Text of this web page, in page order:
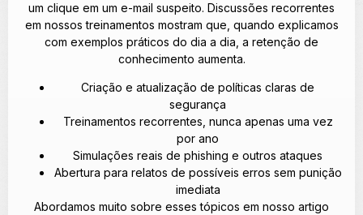
um clique em um e-mail suspeito. Discussões recorrentes
em nossos treinamentos mostram que, quando explicamos
com exemplos práticos do dia a dia, a retenção de
conhecimento aumenta.
Criação e atualização de políticas claras de
segurança
Treinamentos recorrentes, nunca apenas uma vez
por ano
Simulações reais de phishing e outros ataques
Abertura para relatos de possíveis erros sem punição
imediata
Abordamos muito sobre esses tópicos em nosso artigo